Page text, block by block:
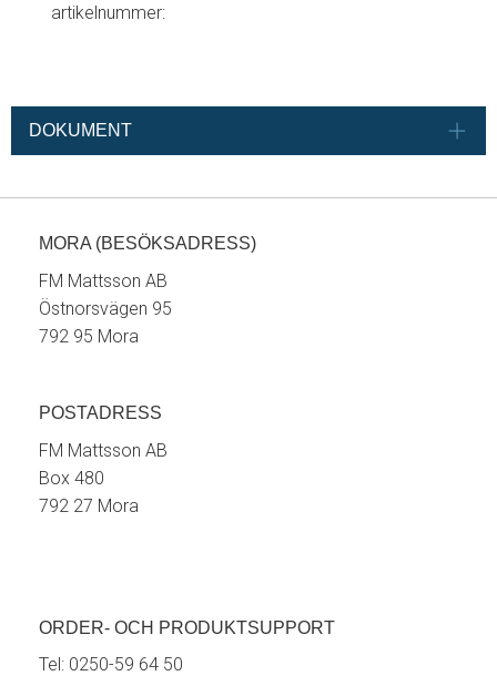
artikelnummer:
DOKUMENT
MORA (BESÖKSADRESS)
FM Mattsson AB
Östnorsvägen 95
792 95 Mora
POSTADRESS
FM Mattsson AB
Box 480
792 27 Mora
ORDER- OCH PRODUKTSUPPORT
Tel: 0250-59 64 50